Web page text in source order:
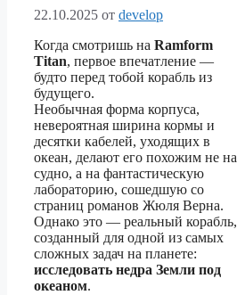
22.10.2025 от develop
Когда смотришь на Ramform
Titan, первое впечатление —
будто перед тобой корабль из
будущего.
Необычная форма корпуса,
невероятная ширина кормы и
десятки кабелей, уходящих в
океан, делают его похожим не на
судно, а на фантастическую
лабораторию, сошедшую со
страниц романов Жюля Верна.
Однако это — реальный корабль,
созданный для одной из самых
сложных задач на планете:
исследовать недра Земли под
океаном.